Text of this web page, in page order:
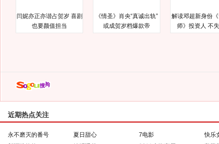
闫妮亦正亦谐占贺岁 喜剧
也要颜值担当
《情圣》肖央“真诚出轨”
或成贺岁档爆款帝
解读邓超新身份
师》投资人 不
近期热点关注
永不磨灭的番号 夏日甜心 7电影
快乐